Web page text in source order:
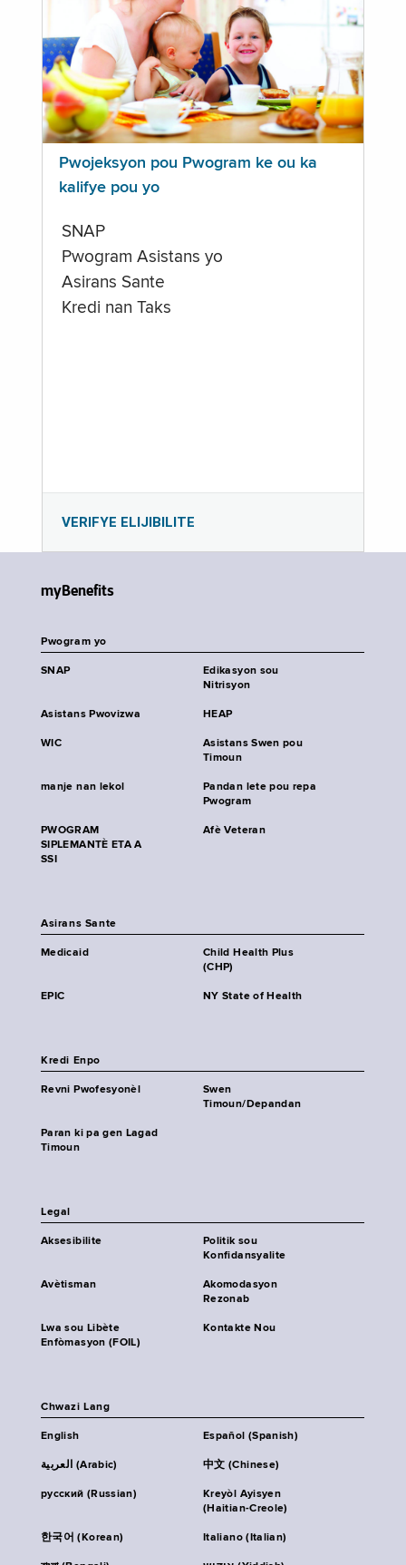
Pwojeksyon pou Pwogram ke ou ka
kalifye pou yo
SNAP
Pwogram Asistans yo
Asirans Sante
Kredi nan Taks
VERIFYE ELIJIBILITE
myBenefits
Pwogram yo
SNAP
Edikasyon sou
Nitrisyon
Asistans Pwovizwa HEAP
WIC
Asistans Swen pou
Timoun
manje nan lekol
Pandan lete pou repa
Pwogram
PWOGRAM
SIPLEMANTÈ ETA A
SSI
Afè Veteran
Asirans Sante
Medicaid
Child Health Plus
(CHP)
EPIC NY State of Health
Kredi Enpo
Revni Pwofesyonèl
Swen
Timoun/Depandan
Paran ki pa gen Lagad
Timoun
Legal
Aksesibilite
Politik sou
Konfidansyalite
Avètisman
Akomodasyon
Rezonab
Lwa sou Libète
Enfòmasyon (FOIL)
Kontakte Nou
Chwazi Lang
English Español (Spanish)
العربية (Arabic) 中文 (Chinese)
русский (Russian)
Kreyòl Ayisyen
(Haitian-Creole)
한국어 (Korean) Italiano (Italian)